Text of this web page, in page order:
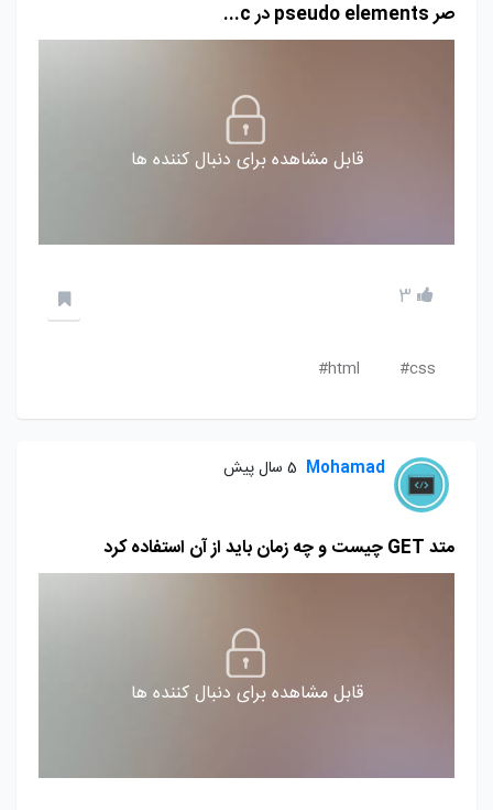
صر pseudo elements در c...
قابل مشاهده برای دنبال کننده ها
3
css#
html#
Mohamad 5 سال پیش
متد GET چیست و چه زمان باید از آن استفاده کرد
قابل مشاهده برای دنبال کننده ها